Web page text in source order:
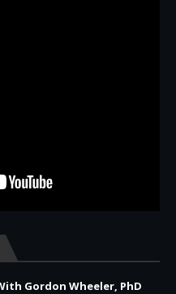
Gordon Wheeler, PhD